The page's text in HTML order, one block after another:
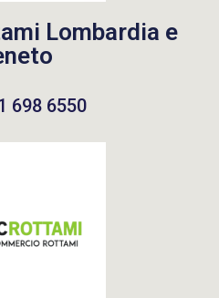
Lombardia e
698 6550